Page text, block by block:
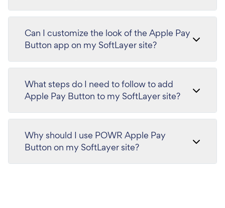
Can I customize the look of the Apple Pay
Button app on my SoftLayer site?
What steps do I need to follow to add
Apple Pay Button to my SoftLayer site?
Why should I use POWR Apple Pay
Button on my SoftLayer site?